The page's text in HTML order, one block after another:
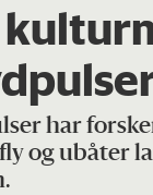
har
og ubåter